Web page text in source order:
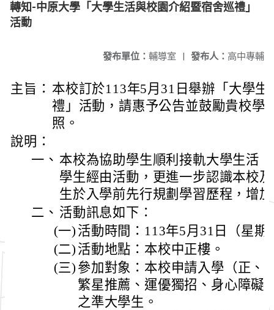
轉知-中原大學「大學生活與校園介紹暨宿舍巡禮」
活動
發布人： 高中專輔
發布單位： 輔導室 |
主旨： 本校訂於113年5月31日舉辦「大學
禮」活動，請惠予公告並鼓勵貴校學
照。
說明：
一、 本校為協助學生順利接軌大學生活
學生經由活動，更進一步認識本校
生於入學前先行規劃學習歷程，增
二、 活動訊息如下：
(一) 活動時間：113年5月31日（星期
(二) 活動地點：本校中正樓。
(三) 參加對象：本校申請入學（正、
繁星推薦、運優獨招、身心障礙
之準大學生。